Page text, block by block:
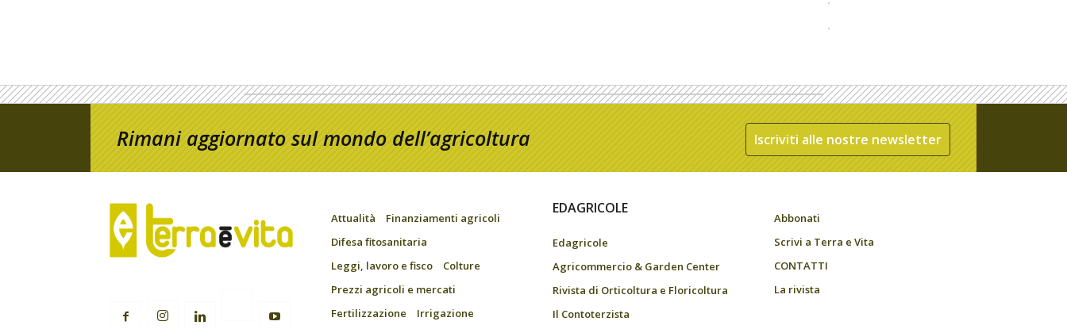
Rimani aggiornato sul mondo dell’agricoltura Iscriviti alle nostre newsletter
Attualità
Finanziamenti agricoli
Difesa fitosanitaria
Leggi, lavoro e fisco
Colture
Prezzi agricoli e mercati
Fertilizzazione
Irrigazione
EDAGRICOLE
Edagricole
Agricommercio & Garden Center
Rivista di Orticoltura e Floricoltura
Il Contoterzista
Abbonati
Scrivi a Terra e Vita
CONTATTI
La rivista